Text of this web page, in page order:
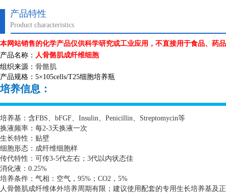
产品特性
Product characteristics
本网站销售的化学产品仅供科学研究或工业应用，不直接用于食品、药
产品名称： 人骨骼肌成纤维细胞
组织来源： 骨骼肌
产品规格： 5×105cells/T25细胞培养瓶
培养信息：
培养基：含FBS、 bFGF、 Insulin、 Penicillin、 Streptomycin等
换液频率：每2-3天换液一次
生长特性：贴壁
细胞形态：成纤维细胞样
传代特性：可传3-5代左右； 3代以内状态佳
消化液： 0.25%
培养条件：气相：空气， 95% ； CO2 ， 5%
人骨骼肌成纤维体外培养周期有限；建议使用配套的专用生长培养基及